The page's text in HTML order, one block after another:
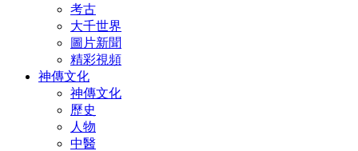
考古
大千世界
圖片新聞
精彩視頻
神傳文化
神傳文化
歷史
人物
中醫